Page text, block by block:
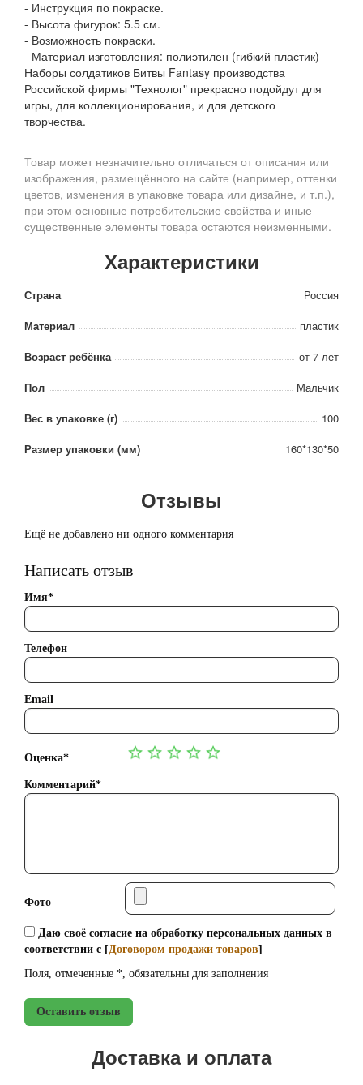
- Инструкция по покраске.
- Высота фигурок: 5.5 см.
- Возможность покраски.
- Материал изготовления: полиэтилен (гибкий пластик)
Наборы солдатиков Битвы Fantasy производства
Российской фирмы "Технолог" прекрасно подойдут для
игры, для коллекционирования, и для детского
творчества.
Товар может незначительно отличаться от описания или
изображения, размещённого на сайте (например, оттенки
цветов, изменения в упаковке товара или дизайне, и т.п.),
при этом основные потребительские свойства и иные
существенные элементы товара остаются неизменными.
Характеристики
Страна
Россия
Материал
пластик
Возраст ребёнка
от 7 лет
Пол
Мальчик
Вес в упаковке (г)
100
Размер упаковки (мм)
160*130*50
Отзывы
Ещё не добавлено ни одного комментария
Написать отзыв
Имя*
Телефон
Email
Оценка*
Комментарий*
Фото
Даю своё согласие на обработку персональных данных в
соответствии с [Договором продажи товаров]
Поля, отмеченные *, обязательны для заполнения
Оставить отзыв
Доставка и оплата